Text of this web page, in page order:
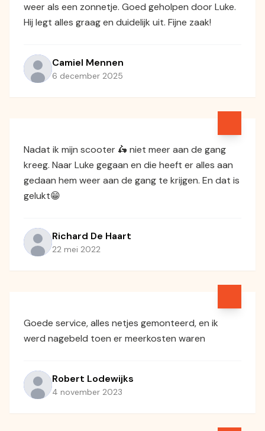
weer als een zonnetje. Goed geholpen door Luke.
Hij legt alles graag en duidelijk uit. Fijne zaak!
Camiel Mennen
6 december 2025
Nadat ik mijn scooter 🛵 niet meer aan de gang
kreeg. Naar Luke gegaan en die heeft er alles aan
gedaan hem weer aan de gang te krijgen. En dat is
gelukt😁
Richard De Haart
22 mei 2022
Goede service, alles netjes gemonteerd, en ik
werd nagebeld toen er meerkosten waren
Robert Lodewijks
4 november 2023